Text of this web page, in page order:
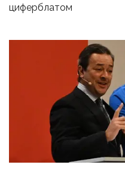
циферблатом